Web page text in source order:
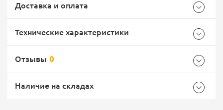
Доставка и оплата
Доставка Почтой России
EMS Почта России
Технические характеристики
Бренд PMX
Отзывы 0
Наличие на складах